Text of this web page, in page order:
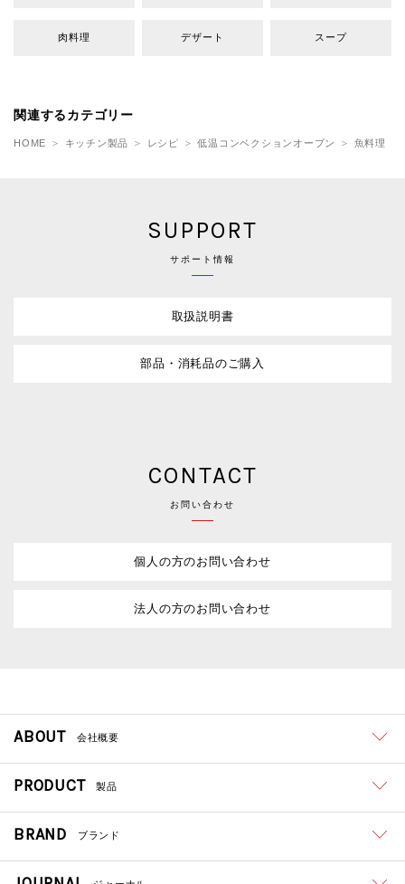
肉料理 デザート スープ
関連するカテゴリー
HOME キッチン製品 レシピ 低温コンベクションオーブン 魚料理
SUPPORT
サポート情報
取扱説明書
部品・消耗品のご購入
CONTACT
お問い合わせ
個人の方のお問い合わせ
法人の方のお問い合わせ
ABOUT 会社概要
PRODUCT 製品
BRAND ブランド